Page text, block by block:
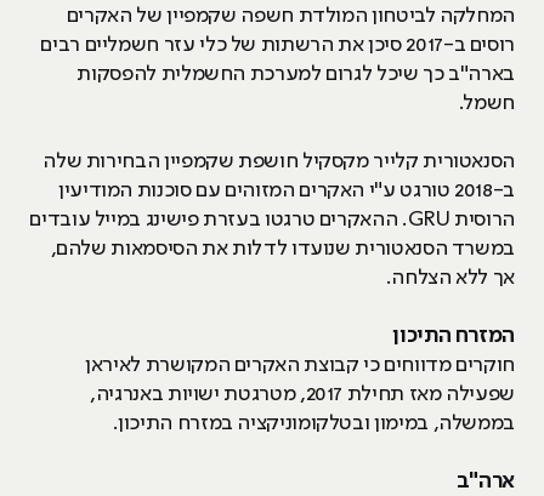
המחלקה לביטחון המולדת חשפה שקמפיין של האקרים
רוסים ב-2017 סיכן את הרשתות של כלי עזר חשמליים רבים
בארה"ב כך שיכל לגרום למערכת החשמלית להפסקות
חשמל.
הסנאטורית קלייר מקסקיל חושפת שקמפיין הבחירות שלה
ב-2018 טורגט ע"י האקרים המזוהים עם סוכנות המודיעין
הרוסית GRU. ההאקרים טרגטו בעזרת פישינג במייל עובדים
במשרד הסנאטורית שנועדו לדלות את הסיסמאות שלהם,
אך ללא הצלחה.
המזרח התיכון
חוקרים מדווחים כי קבוצת האקרים המקושרת לאיראן
שפעילה מאז תחילת 2017, מטרגטת ישויות באנרגיה,
בממשלה, במימון ובטלקומוניקציה במזרח התיכון.
ארה"ב